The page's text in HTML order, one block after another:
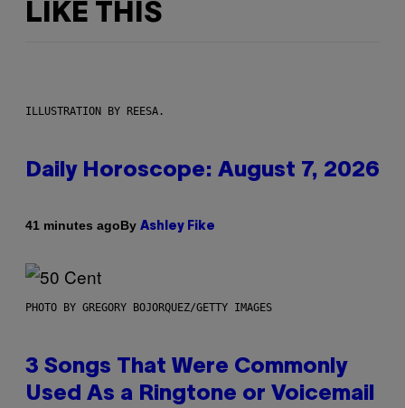
LIKE THIS
ILLUSTRATION BY REESA.
Daily Horoscope: August 7, 2026
41 minutes agoBy Ashley Fike
PHOTO BY GREGORY BOJORQUEZ/GETTY IMAGES
3 Songs That Were Commonly
Used As a Ringtone or Voicemail